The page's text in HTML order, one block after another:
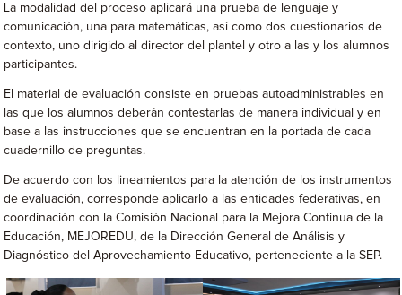
La modalidad del proceso aplicará una prueba de lenguaje y
comunicación, una para matemáticas, así como dos cuestionarios de
contexto, uno dirigido al director del plantel y otro a las y los alumnos
participantes.
El material de evaluación consiste en pruebas autoadministrables en
las que los alumnos deberán contestarlas de manera individual y en
base a las instrucciones que se encuentran en la portada de cada
cuadernillo de preguntas.
De acuerdo con los lineamientos para la atención de los instrumentos
de evaluación, corresponde aplicarlo a las entidades federativas, en
coordinación con la Comisión Nacional para la Mejora Continua de la
Educación, MEJOREDU, de la Dirección General de Análisis y
Diagnóstico del Aprovechamiento Educativo, perteneciente a la SEP.